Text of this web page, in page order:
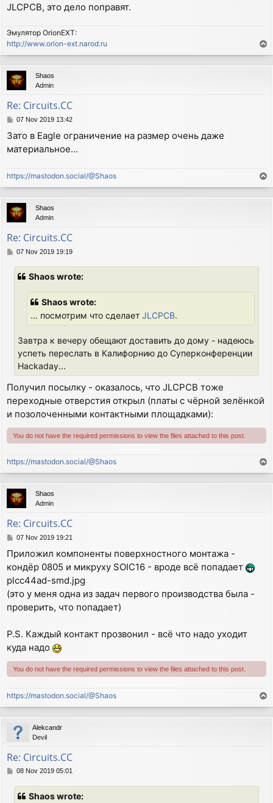
JLCPCB, это дело поправят.
Эмулятор OrionEXT:
http://www.orion-ext.narod.ru
o
p
Shaos
Admin
Re: Circuits.CC
P
s
t
07 Nov 2019 13:42
Зато в Eagle ограничение на размер очень даже
материальное...
https://mastodon.social/@Shaos
o
p
Shaos
Admin
Re: Circuits.CC
P07 Nov 2019 19:19
Shaos wrote:
Shaos wrote:
... посмотрим что сделает JLCPCB.
Завтра к вечеру обещают доставить до дому - надеюсь
успеть переслать в Калифорнию до Суперконференции
Hackaday...
Получил посылку - оказалось, что JLCPCB тоже
переходные отверстия открыл (платы с чёрной зелёнкой
и позолоченными контактными площадками):
You do not have the required permissions to view the files attached to this post.
https://mastodon.social/@Shaos
o
p
Shaos
Admin
Re: Circuits.CC
P
s
t
07 Nov 2019 19:21
Приложил компоненты поверхностного монтажа -
кондёр 0805 и микруху SOIC16 - вроде всё попадает
plcc44ad-smd.jpg
(это у меня одна из задач первого производства была -
проверить, что попадает)
P.S. Каждый контакт прозвонил - всё что надо уходит
куда надо
You do not have the required permissions to view the files attached to this post.
https://mastodon.social/@Shaos
o
p
Alekcandr
Devil
Re: Circuits.CC
P08 Nov 2019 05:01
Shaos wrote: